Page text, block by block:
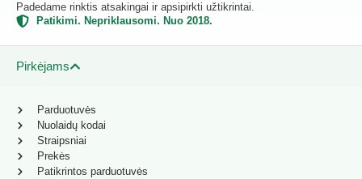
Padedame rinktis atsakingai ir apsipirkti užtikrintai.
Patikimi. Nepriklausomi. Nuo 2018.
Pirkėjams
Parduotuvės
Nuolaidų kodai
Straipsniai
Prekės
Patikrintos parduotuvės